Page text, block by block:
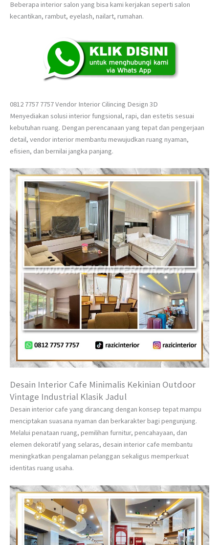
Beberapa interior salon yang bisa kami kerjakan seperti salon
kecantikan, rambut, eyelash, nailart, rumahan.
0812 7757 7757 Vendor Interior Cilincing Design 3D
Menyediakan solusi interior fungsional, rapi, dan estetis sesuai
kebutuhan ruang. Dengan perencanaan yang tepat dan pengerjaan
detail, vendor interior membantu mewujudkan ruang nyaman,
efisien, dan bernilai jangka panjang.
Desain Interior Cafe Minimalis Kekinian Outdoor
Vintage Industrial Klasik Jadul
Desain interior cafe yang dirancang dengan konsep tepat mampu
menciptakan suasana nyaman dan berkarakter bagi pengunjung.
Melalui penataan ruang, pemilihan furnitur, pencahayaan, dan
elemen dekoratif yang selaras, desain interior cafe membantu
meningkatkan pengalaman pelanggan sekaligus memperkuat
identitas ruang usaha.